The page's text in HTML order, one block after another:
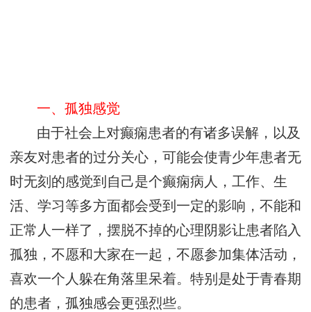
一、孤独感觉
由于社会上对癫痫患者的有诸多误解，以及
亲友对患者的过分关心，可能会使青少年患者无
时无刻的感觉到自己是个癫痫病人，工作、生
活、学习等多方面都会受到一定的影响，不能和
正常人一样了，摆脱不掉的心理阴影让患者陷入
孤独，不愿和大家在一起，不愿参加集体活动，
喜欢一个人躲在角落里呆着。特别是处于青春期
的患者，孤独感会更强烈些。